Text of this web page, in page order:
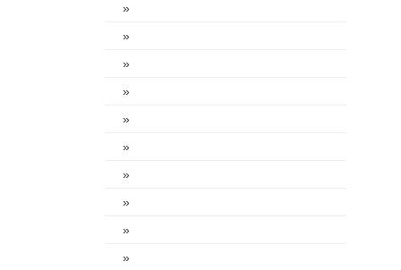
»
»
»
»
»
»
»
»
»
»